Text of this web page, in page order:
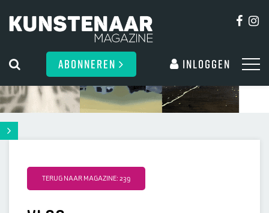
ABONNEREN Inloggen
TERUG NAAR MAGAZINE: 239